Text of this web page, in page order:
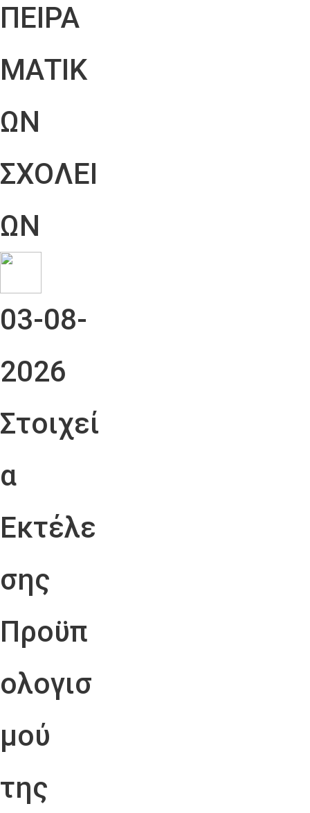
ΠΕΙΡΑ
ΜΑΤΙΚ
ΩΝ
ΣΧΟΛΕΙ
ΩΝ
03-08-
2026
Στοιχεί
α
Εκτέλε
σης
Προϋπ
ολογισ
μού
της